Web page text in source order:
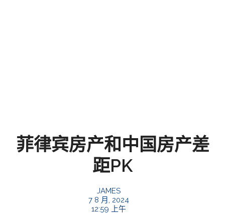
菲律宾房产和中国房产差
距PK
JAMES
7 8 月, 2024
12:59 上午